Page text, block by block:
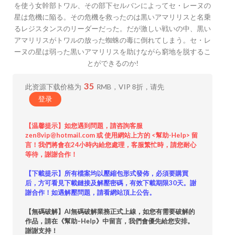
を使う女幹部トワル、その部下セルバンによってセ・レーヌの
星は危機に陥る。その危機を救ったのは黒いアマリリスと名乗
るレジスタンスのリーダーだった。だが激しい戦いの中、黒い
アマリリスがトワルの放った蜘蛛の毒に倒れてしまう。セ・レ
ーヌの星は弱った黒いアマリリスを助けながら窮地を脱するこ
とができるのか!
此资源下载价格为 35 RMB，VIP 8折，请先
登录
【温馨提示】如您遇到問題，請咨詢客服
zen8vip@hotmail.com 或 使用網站上方的 <幫助-Help> 留
言！我們將會在24小時內給您處理，客服繁忙時，請您耐心
等待，謝謝合作！
【下載提示】所有檔案均以壓縮包形式發佈，必須要購買
后，方可看見下載鏈接及解壓密碼，有效下載期限30天。謝
謝合作！如遇解壓問題，請看網站頂上公告。
【無碼破解】AI無碼破解業務正式上線，如您有需要破解的
作品，請在《幫助–Help》中留言，我們會優先給您安排。
謝謝支持！